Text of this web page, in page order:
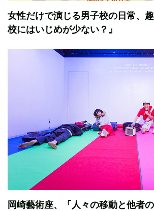
女性だけで演じる男子校の日常、
校にはいじめが少ない？』
岡崎藝術座、「人々の移動と他者